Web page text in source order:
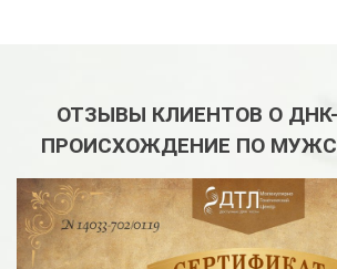
ОТЗЫВЫ КЛИЕНТОВ О
ПРОИСХОЖДЕНИЕ ПО